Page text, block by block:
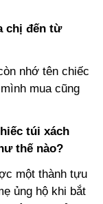
chị đến từ
nhớ tên chiếc
mua cũng
túi xách
thế nào?
một thành tựu
ủng hộ khi bắt